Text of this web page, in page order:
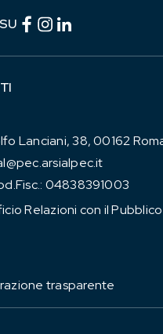
Facebook (link
Instagram (link
Lanciani, 38, 00162
04838391003
Relazioni con il Pubblico
trasparente